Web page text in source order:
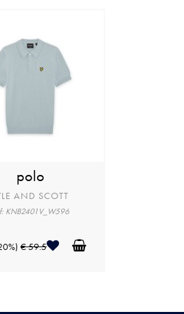
polo
AND SCOTT
KNB2401V_W596
€ 59.5